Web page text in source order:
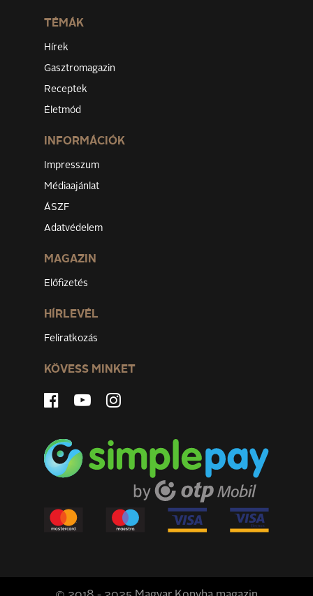
TÉMÁK
Hírek
Gasztromagazin
Receptek
Életmód
INFORMÁCIÓK
Impresszum
Médiaajánlat
ÁSZF
Adatvédelem
MAGAZIN
Előfizetés
HÍRLEVÉL
Feliratkozás
KÖVESS MINKET